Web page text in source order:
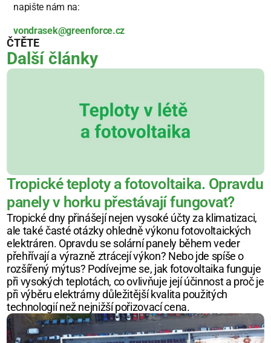
napište nám na:
vondrasek@greenforce.cz
ČTĚTE
Další články
Tropické teploty a fotovoltaika. Opravdu
panely v horku přestávají fungovat?
Tropické dny přinášejí nejen vysoké účty za klimatizaci,
ale také časté otázky ohledně výkonu fotovoltaických
elektráren. Opravdu se solární panely během veder
přehřívají a výrazně ztrácejí výkon? Nebo jde spíše o
rozšířený mýtus? Podívejme se, jak fotovoltaika funguje
při vysokých teplotách, co ovlivňuje její účinnost a proč je
při výběru elektrárny důležitější kvalita použitých
technologií než nejnižší pořizovací cena.